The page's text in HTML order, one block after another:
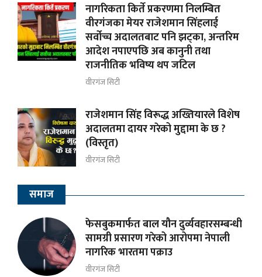
नागरिकता किर्ते प्रकरणमा निलम्बित
वीरगंजका मेयर राजेशमान सिंहलाई
सर्वोच्च अदालतबाट पनि झट्का, अन्तरिम
आदेश नपाएपछि अब कानुनी तथा
राजनीतिक भविष्य थप जटिल
वीरगंज सिटी
राजेशमान सिंह विरूद्ध अख्तियारले विशेष
अदालतमा दायर गरेको मुद्दामा के छ ?
(विस्तृत)
वीरगंज सिटी
समाज
फेसबुकमार्फत बाल यौन दुर्व्यवहारसम्बन्धी
सामग्री प्रसारण गरेको आरोपमा नेपाली
नागरिक भारतमा पक्राउ
वीरगंज सिटी